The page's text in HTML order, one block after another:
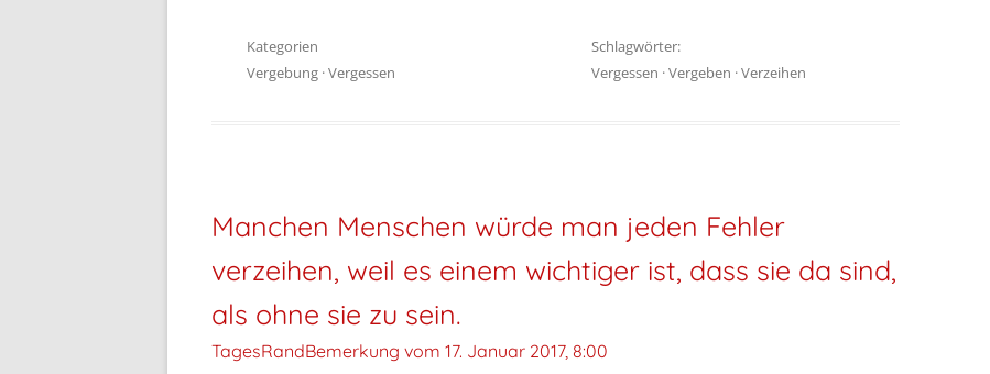
Kategorien
Vergebung ·Vergessen
Schlagwörter:
Vergessen ·Vergeben ·Verzeihen
Manchen Menschen würde man jeden Fehler
verzeihen, weil es einem wichtiger ist, dass sie da sind,
als ohne sie zu sein.
TagesRandBemerkung vom 17. Januar 2017, 8:00